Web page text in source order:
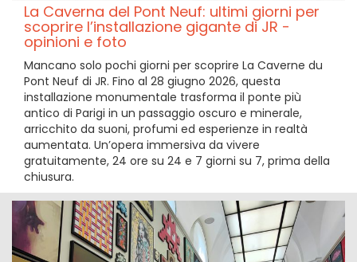
La Caverna del Pont Neuf: ultimi giorni per
scoprire l’installazione gigante di JR -
opinioni e foto
Mancano solo pochi giorni per scoprire La Caverne du
Pont Neuf di JR. Fino al 28 giugno 2026, questa
installazione monumentale trasforma il ponte più
antico di Parigi in un passaggio oscuro e minerale,
arricchito da suoni, profumi ed esperienze in realtà
aumentata. Un’opera immersiva da vivere
gratuitamente, 24 ore su 24 e 7 giorni su 7, prima della
chiusura.